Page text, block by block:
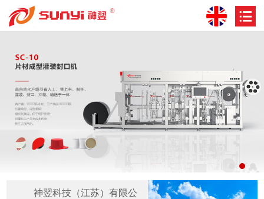
神翌科技（江苏）有限公